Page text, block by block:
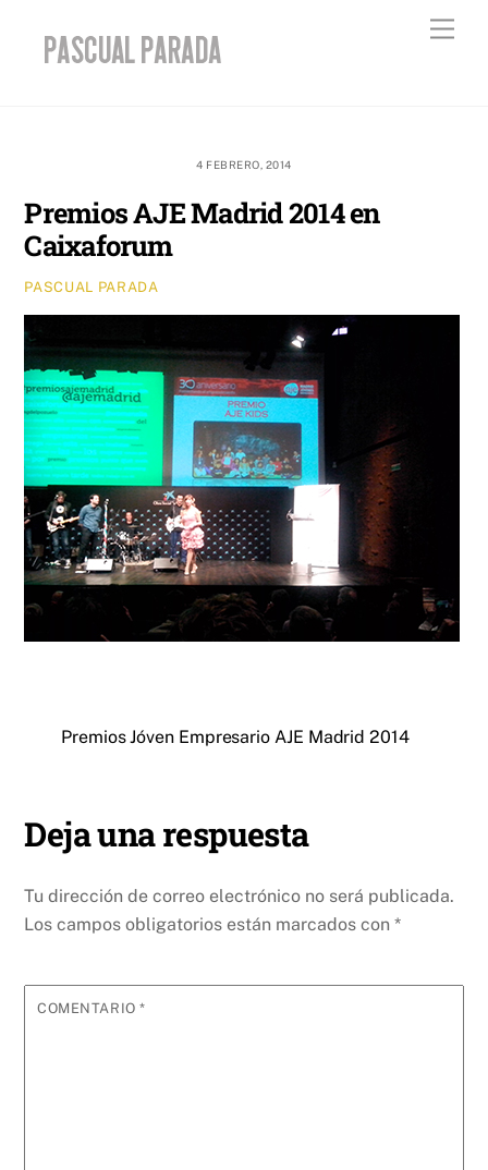
content
4 FEBRERO, 2014
Premios AJE Madrid 2014 en
Caixaforum
PASCUAL PARADA
Premios Jóven Empresario AJE Madrid 2014
Deja una respuesta
Tu dirección de correo electrónico no será publicada.
Los campos obligatorios están marcados con*
COMENTARIO*